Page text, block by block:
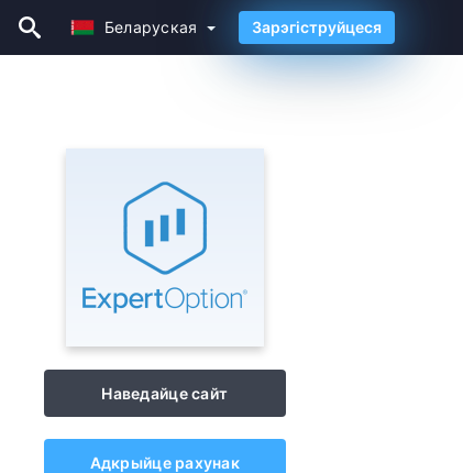
Беларуская
Беларуская Зарэгіструйцеся
Наведайце сайт
Адкрыйце рахунак